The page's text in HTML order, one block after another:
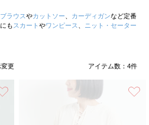
ラウスやカットソー カーディガンなど定番
も スカート やワンピース
ニット・セーター
更 アイテム数： 4件